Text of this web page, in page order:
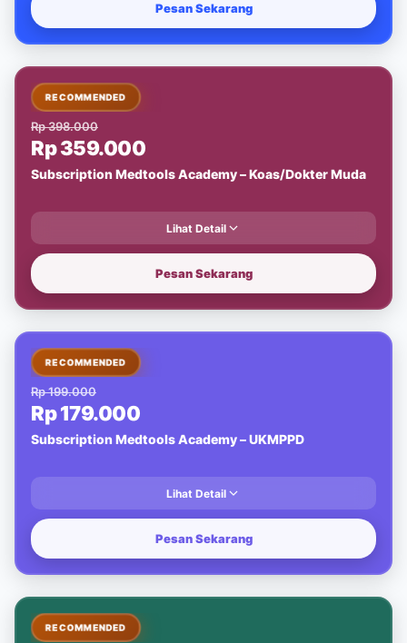
Pesan Sekarang
RECOMMENDED
Rp 398.000
Rp 359.000
Subscription Medtools Academy – Koas/Dokter Muda
Lihat Detail
Pesan Sekarang
RECOMMENDED
Rp 199.000
Rp 179.000
Subscription Medtools Academy – UKMPPD
Lihat Detail
Pesan Sekarang
RECOMMENDED